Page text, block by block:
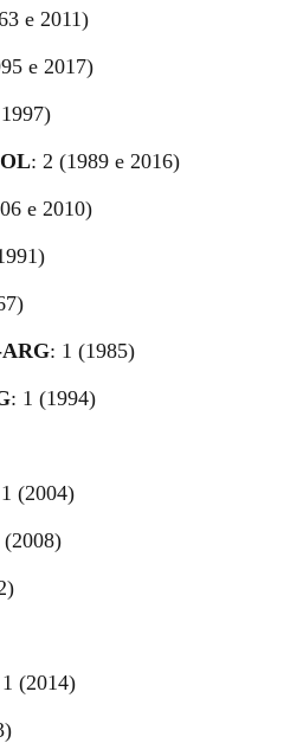
e 2011)
e 2017)
: 2 (1989 e 2016)
e 2010)
: 1 (1985)
: 1 (1994)
(2004)
(2008)
(2014)